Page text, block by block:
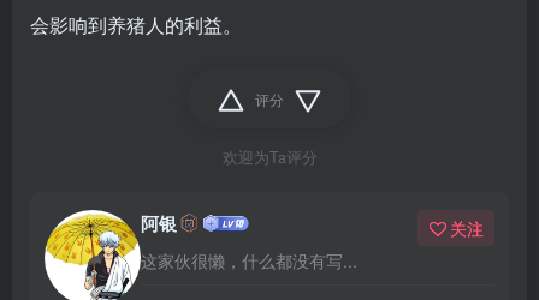
会影响到养猪人的利益。
评分
欢迎为Ta评分
阿银
这家伙很懒，什么都没有写...
关注